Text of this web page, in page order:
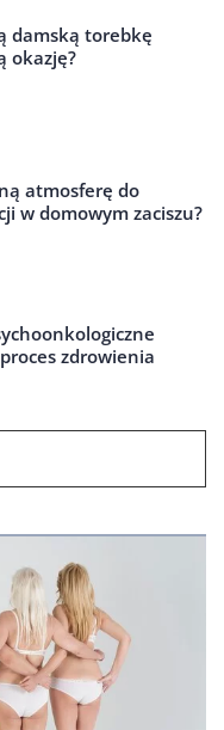
damską torebkę
okazję?
atmosferę do
w domowym zaciszu?
zdrowienia